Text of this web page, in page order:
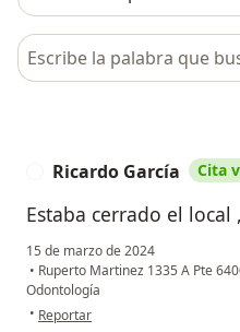
Busca en opiniones
Ricardo García Cita
Estaba cerrado el
15 de marzo de 2024
• Ruperto Martinez 1335 A Pte
Odontología
• en opinión del usuario Ricardo
Reportar